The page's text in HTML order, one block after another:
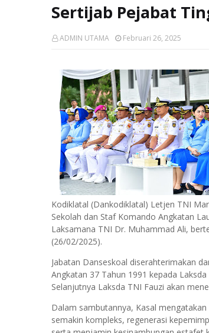
Sertijab Pejabat
ADMIN UTAMA Februari 26, 2025
Kodiklatal (Dankodiklatal) Letjen TNI
Sekolah dan Staf Komando Angkatan
Laksamana TNI Dr. Muhammad Ali,
(26/02/2025).
Jabatan Danseskoal diserahterimakan
Angkatan 37 Tahun 1991 kepada
Selanjutnya Laksda TNI Fauzi akan
Dalam sambutannya, Kasal
semakin kompleks, regenerasi